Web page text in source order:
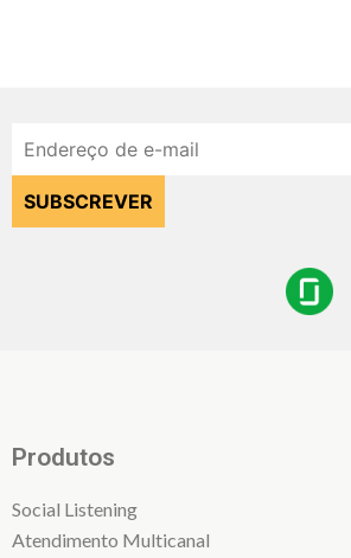
Produtos
Social Listening
Atendimento Multicanal